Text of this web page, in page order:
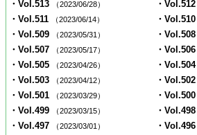
・Vol.513 （2023/06/28） ・Vol.512
・Vol.511 （2023/06/14） ・Vol.510
・Vol.509 （2023/05/31） ・Vol.508
・Vol.507 （2023/05/17） ・Vol.506
・Vol.505 （2023/04/26） ・Vol.504
・Vol.503 （2023/04/12） ・Vol.502
・Vol.501 （2023/03/29） ・Vol.500
・Vol.499 （2023/03/15） ・Vol.498
・Vol.497 （2023/03/01） ・Vol.496